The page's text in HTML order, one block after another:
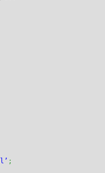
;